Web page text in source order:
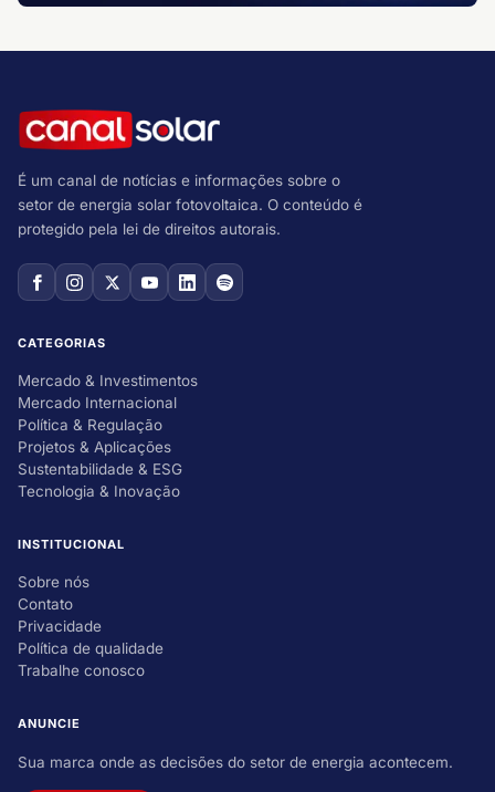
É um canal de notícias e informações sobre o
setor de energia solar fotovoltaica. O conteúdo é
protegido pela lei de direitos autorais.
CATEGORIAS
Mercado & Investimentos
Mercado Internacional
Política & Regulação
Projetos & Aplicações
Sustentabilidade & ESG
Tecnologia & Inovação
INSTITUCIONAL
Sobre nós
Contato
Privacidade
Política de qualidade
Trabalhe conosco
ANUNCIE
Sua marca onde as decisões do setor de energia acontecem.